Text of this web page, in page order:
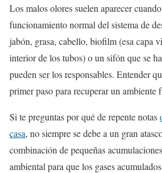
Los malos olores suelen aparecer
funcionamiento normal del sistema de
jabón, grasa, cabello, biofilm (esa capa
interior de los tubos) o un sifón que se
pueden ser los responsables. Entender
primer paso para recuperar un ambiente
Si te preguntas por qué de repente notas
casa, no siempre se debe a un gran
combinación de pequeñas
ambiental para que los gases